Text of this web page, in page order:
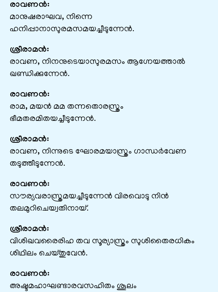
രാവണൻ:
മാനുഷരാഘവ, നിന്നെ
ഹനിപ്പാനാസുരമസമയച്ചീടുന്നേൻ.
ശ്രീരാമൻ:
രാവണ, നിനനുടെയാസുരമസം ആഗ്നേയത്താൽ
ഖണ്ഡിക്കുന്നേൻ.
രാവണൻ:
രാമ, മയൻ മമ തന്നതൊരസ്ത്രം
ഭീമതരമിതയച്ചീടുന്നേൻ.
ശ്രീരാമൻ:
രാവണ, നിന്നുടെ ഘോരമയാസ്ത്രം ഗാന്ധർവേണ
തടുത്തീടുന്നേൻ.
രാവണൻ:
സൗര്യവരാസ്ത്രമയച്ചീടുന്നേൻ വിരവൊടു നിൻ
തലമുറിചെയ്വതിനായ്.
ശ്രീരാമൻ:
വിശിഖവരൈരിഹ തവ സൂര്യാസ്ത്രം സുശിതൈരധികം
ശിഥിലം ചെയ്തുവേൻ.
രാവണൻ:
അഷ്ടമഹാഘണ്ടാരവസഹിതം ശൂലം